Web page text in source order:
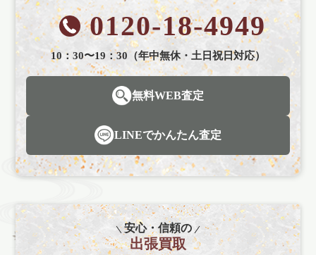
0120-18-4949
10：30〜19：30（年中無休・土日祝日対応）
無料WEB査定
LINEでかんたん査定
安心・信頼の
出張買取